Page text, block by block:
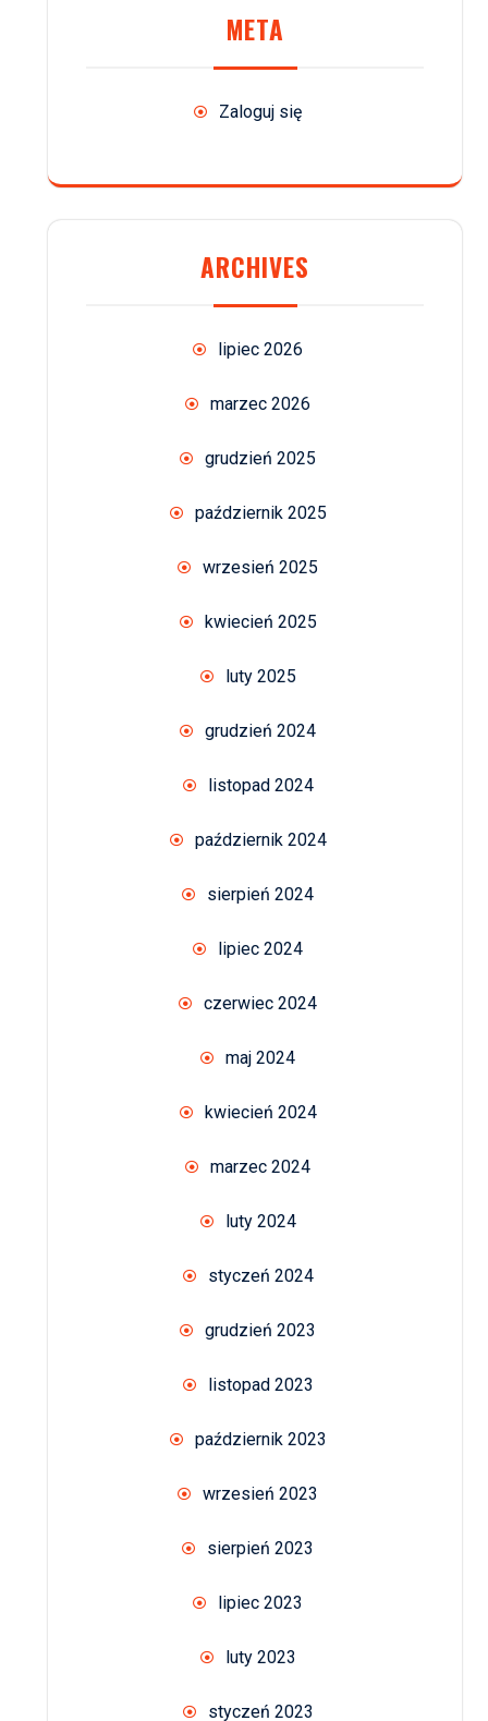
META
Zaloguj się
ARCHIVES
lipiec 2026
marzec 2026
grudzień 2025
październik 2025
wrzesień 2025
kwiecień 2025
luty 2025
grudzień 2024
listopad 2024
październik 2024
sierpień 2024
lipiec 2024
czerwiec 2024
maj 2024
kwiecień 2024
marzec 2024
luty 2024
styczeń 2024
grudzień 2023
listopad 2023
październik 2023
wrzesień 2023
sierpień 2023
lipiec 2023
luty 2023
styczeń 2023